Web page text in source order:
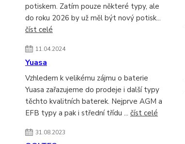
potiskem. Zatím pouze některé typy, ale
do roku 2026 by už měl být nový potisk...
číst celé
11.04.2024
Yuasa
Vzhledem k velikému zájmu o baterie
Yuasa zařazujeme do prodeje i další typy
těchto kvalitních baterek. Nejprve AGM a
EFB typy a pak i střední třídu ... číst celé
31.08.2023